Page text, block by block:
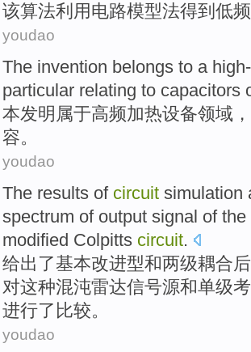
该算法利用 电路模型法得到 低频
youdao
The invention belongs to a
particular relating to capacitors
本发明 属于高频加热设备领域，
容。
youdao
The results of circuit simulation
spectrum of output signal of the
modified Colpitts circuit.
给出 了基本改进型和两级耦合后
对这种混沌雷达信号源和单级
进行了 比较。
youdao